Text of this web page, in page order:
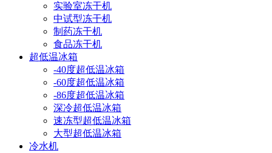
实验室冻干机
中试型冻干机
制药冻干机
食品冻干机
超低温冰箱
-40度超低温冰箱
-60度超低温冰箱
-86度超低温冰箱
深冷超低温冰箱
速冻型超低温冰箱
大型超低温冰箱
冷水机